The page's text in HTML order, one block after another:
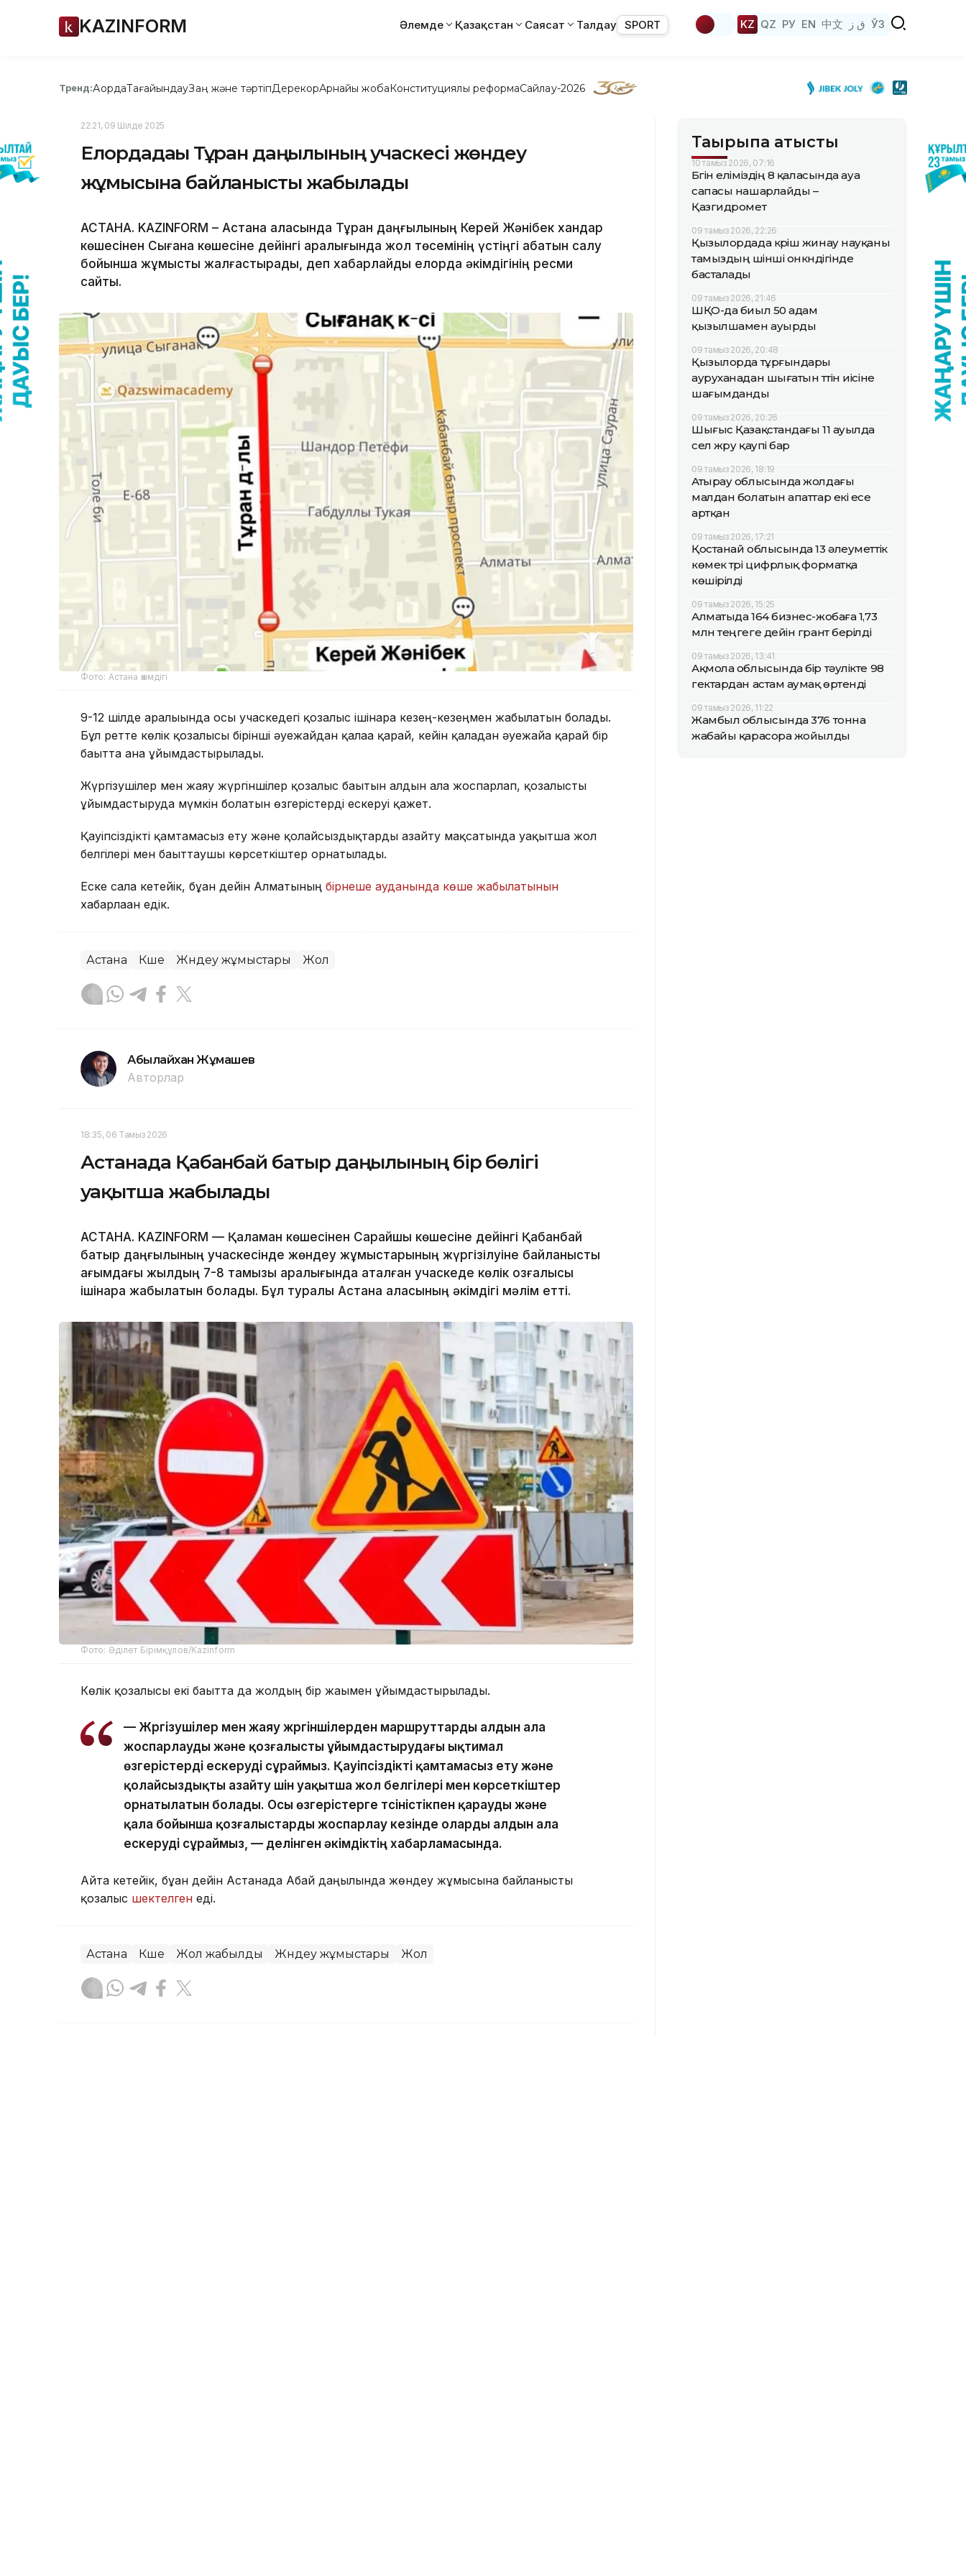
KAZINFORM Әлемде Қазақстан Саясат Талдау SPORT KZ QZ РУ EN 中文 ق ز ЎЗ
Тренд:АқордаТағайындауЗаң және тәртіпДерекқорАрнайы жобаКонституциялық реформаСайлау-2026
22:21, 09 Шілде 2025
Елордадағы Тұран даңғылының учаскесі жөндеу
жұмысына байланысты жабылады
АСТАНА. KAZINFORM – Астана қаласында Тұран даңғылының Керей Жәнібек хандар
көшесінен Сығанақ көшесіне дейінгі аралығында жол төсемінің үстіңгі қабатын салу
бойынша жұмысты жалғастырады, деп хабарлайды елорда әкімдігінің ресми
сайты.
Фото: Астана әкімдігі
9-12 шілде аралығында осы учаскедегі қозғалыс ішінара кезең-кезеңмен жабылатын болады.
Бұл ретте көлік қозғалысы бірінші әуежайдан қалаға қарай, кейін қаладан әуежайға қарай бір
бағытта ғана ұйымдастырылады.
Жүргізушілер мен жаяу жүргіншілер қозғалыс бағытын алдын ала жоспарлап, қозғалысты
ұйымдастыруда мүмкін болатын өзгерістерді ескеруі қажет.
Қауіпсіздікті қамтамасыз ету және қолайсыздықтарды азайту мақсатында уақытша жол
белгілері мен бағыттаушы көрсеткіштер орнатылады.
Еске сала кетейік, бұған дейін Алматының бірнеше ауданында көше жабылатынын
хабарлаған едік.
Астана Көше Жөндеу жұмыстары Жол
Абылайхан Жұмашев
Авторлар
18:35, 06 Тамыз 2026
Астанада Қабанбай батыр даңғылының бір бөлігі
уақытша жабылады
АСТАНА. KAZINFORM — Қалқаман көшесінен Сарайшық көшесіне дейінгі Қабанбай
батыр даңғылының учаскесінде жөндеу жұмыстарының жүргізілуіне байланысты
ағымдағы жылдың 7-8 тамызы аралығында аталған учаскеде көлік қозғалысы
ішінара жабылатын болады. Бұл туралы Астана қаласының әкімдігі мәлім етті.
Фото: Әділет Бірімқұлов/Kazinform
Көлік қозғалысы екі бағытта да жолдың бір жағымен ұйымдастырылады.
— Жүргізушілер мен жаяу жүргіншілерден маршруттарды алдын ала
жоспарлауды және қозғалысты ұйымдастырудағы ықтимал
өзгерістерді ескеруді сұраймыз. Қауіпсіздікті қамтамасыз ету және
қолайсыздықты азайту үшін уақытша жол белгілері мен көрсеткіштер
орнатылатын болады. Осы өзгерістерге түсіністікпен қарауды және
қала бойынша қозғалыстарды жоспарлау кезінде оларды алдын ала
ескеруді сұраймыз, — делінген әкімдіктің хабарламасында.
Айта кетейік, бұған дейін Астанада Абай даңғылында жөндеу жұмысына байланысты
қозғалыс шектелген еді.
Астана Көше Жол жабылды Жөндеу жұмыстары Жол
Тақырыпқа қатысты
10 тамыз 2026, 07:16
Бүгін еліміздің 8 қаласында ауа
сапасы нашарлайды –
Қазгидромет
09 тамыз 2026, 22:26
Қызылордада күріш жинау науқаны
тамыздың үшінші онкүндігінде
басталады
09 тамыз 2026, 21:46
ШҚО-да биыл 50 адам
қызылшамен ауырды
09 тамыз 2026, 20:48
Қызылорда тұрғындары
ауруханадан шығатын түтін иісіне
шағымданды
09 тамыз 2026, 20:26
Шығыс Қазақстандағы 11 ауылда
сел жүру қаупі бар
09 тамыз 2026, 18:19
Атырау облысында жолдағы
малдан болатын апаттар екі есе
артқан
09 тамыз 2026, 17:21
Қостанай облысында 13 әлеуметтік
көмек түрі цифрлық форматқа
көшірілді
09 тамыз 2026, 15:25
Алматыда 164 бизнес-жобаға 1,73
млн теңгеге дейін грант берілді
09 тамыз 2026, 13:41
Ақмола облысында бір тәулікте 98
гектардан астам аумақ өртенді
09 тамыз 2026, 11:22
Жамбыл облысында 376 тонна
жабайы қарасора жойылды